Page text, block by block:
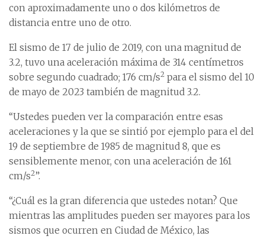
con aproximadamente uno o dos kilómetros de
distancia entre uno de otro.
El sismo de 17 de julio de 2019, con una magnitud de
3.2, tuvo una aceleración máxima de 314 centímetros
sobre segundo cuadrado; 176 cm/s2 para el sismo del 10
de mayo de 2023 también de magnitud 3.2.
“Ustedes pueden ver la comparación entre esas
aceleraciones y la que se sintió por ejemplo para el del
19 de septiembre de 1985 de magnitud 8, que es
sensiblemente menor, con una aceleración de 161
cm/s2”.
“¿Cuál es la gran diferencia que ustedes notan? Que
mientras las amplitudes pueden ser mayores para los
sismos que ocurren en Ciudad de México, las